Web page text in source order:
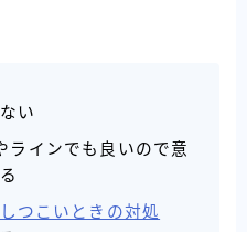
い
ラインでも良いので意
つこいときの対処